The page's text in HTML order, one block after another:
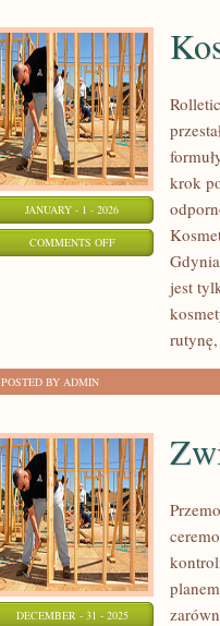
JANUARY - 1 - 2026
COMMENTS OFFON
KOSMETYKI
NATURALNE
ORGANICZNE
krok
jest
POSTED BY ADMIN
DECEMBER - 31 - 2025